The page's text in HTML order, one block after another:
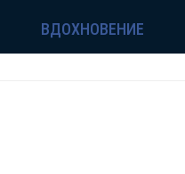
ВДОХНОВЕНИЕ